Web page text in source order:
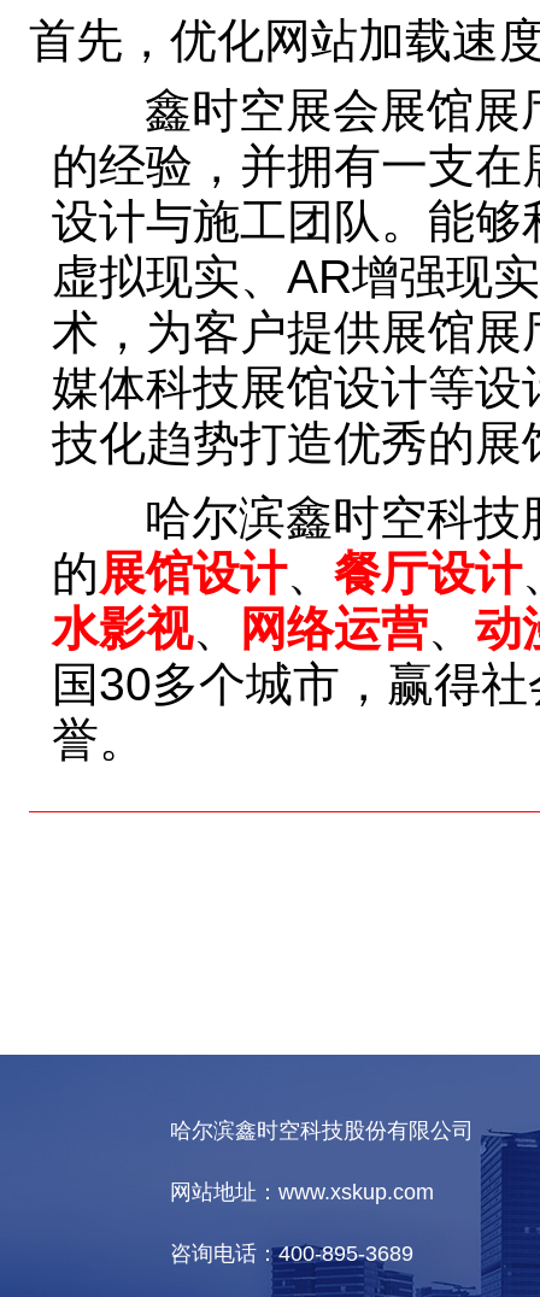
首先，优化网站加载速
鑫时空展会展馆展
的经验，并拥有一支
设计与施工团队。能
虚拟现实、AR增强现
术，为客户提供展馆
媒体科技展馆设计等
技化趋势打造优秀的展
哈尔滨鑫时空科技
的展馆设计、 餐厅设计
水影视、 网络运营、 动
国30多个城市，赢得
誉。
哈尔滨鑫时空科技股份有限公司
网站地址：www.xskup.com
咨询电话：400-895-3689